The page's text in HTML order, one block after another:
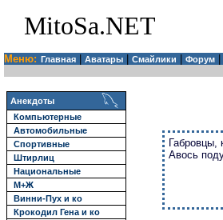
MitoSa.NET
Меню: Главная Аватары Смайлики Форум
Анекдоты
Компьютерные
Автомобильные
Спортивные
Штирлиц
Национальные
М+Ж
Винни-Пух и ко
Крокодил Гена и ко
Габровцы,
Авось